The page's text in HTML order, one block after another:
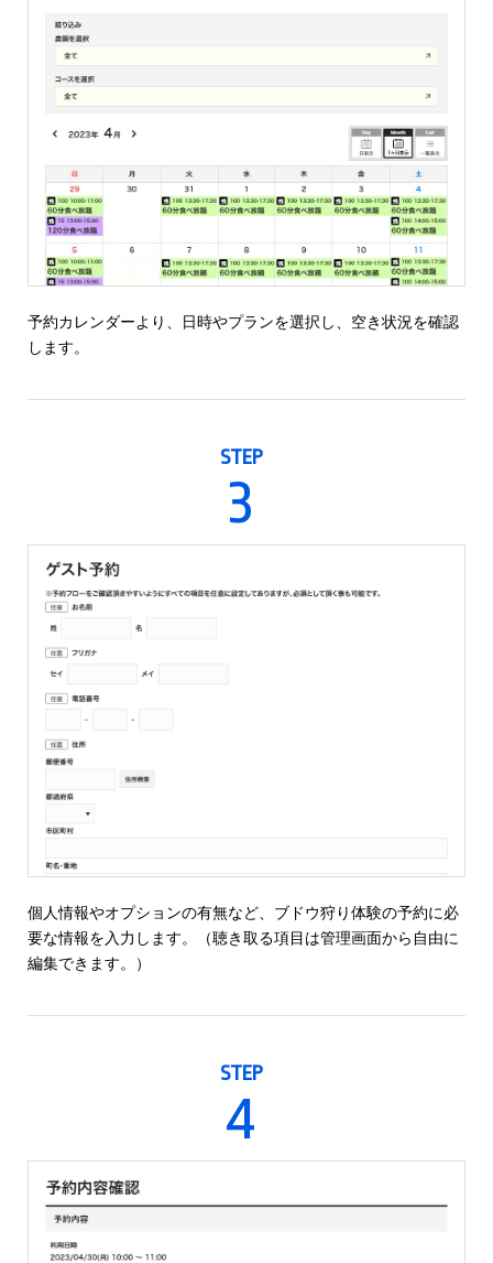
予約カレンダーより、日時やプランを選択し、空き状況を確認
します。
STEP
3
個人情報やオプションの有無など、ブドウ狩り体験の予約に必
要な情報を入力します。（聴き取る項目は管理画面から自由に
編集できます。）
STEP
4